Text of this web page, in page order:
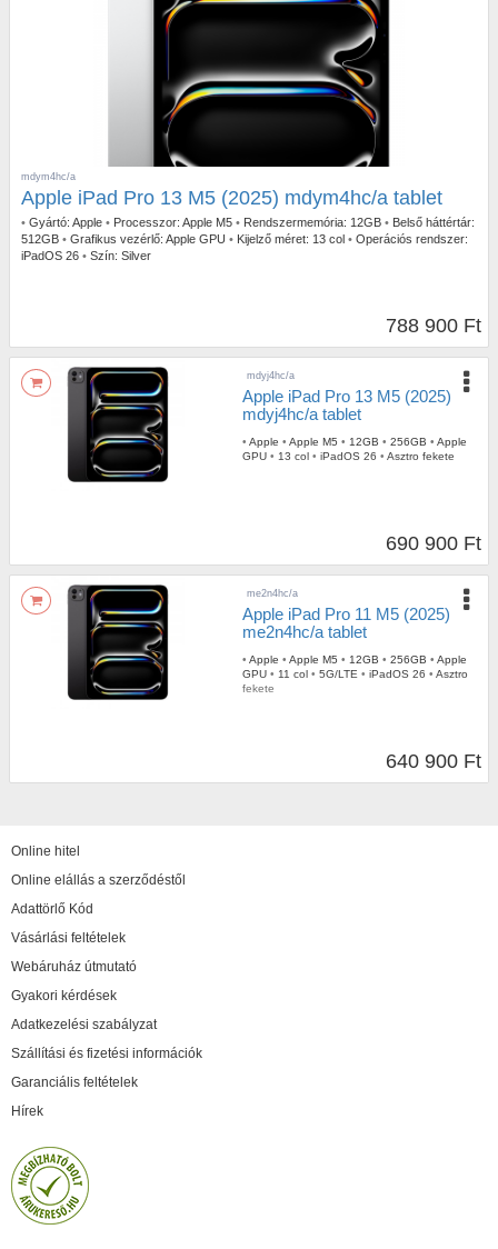
mdym4hc/a
Apple iPad Pro 13 M5 (2025) mdym4hc/a tablet
• Gyártó: Apple • Processzor: Apple M5 • Rendszermemória: 12GB • Belső háttértár:
512GB • Grafikus vezérlő: Apple GPU • Kijelző méret: 13 col • Operációs rendszer:
iPadOS 26 • Szín: Silver
788 900 Ft
mdyj4hc/a
Apple iPad Pro 13 M5 (2025)
mdyj4hc/a tablet
• Apple • Apple M5 • 12GB • 256GB • Apple
GPU • 13 col • iPadOS 26 • Asztro fekete
690 900 Ft
me2n4hc/a
Apple iPad Pro 11 M5 (2025)
me2n4hc/a tablet
• Apple • Apple M5 • 12GB • 256GB • Apple
GPU • 11 col • 5G/LTE • iPadOS 26 • Asztro
fekete
640 900 Ft
Online hitel
Online elállás a szerződéstől
Adattörlő Kód
Vásárlási feltételek
Webáruház útmutató
Gyakori kérdések
Adatkezelési szabályzat
Szállítási és fizetési információk
Garanciális feltételek
Hírek